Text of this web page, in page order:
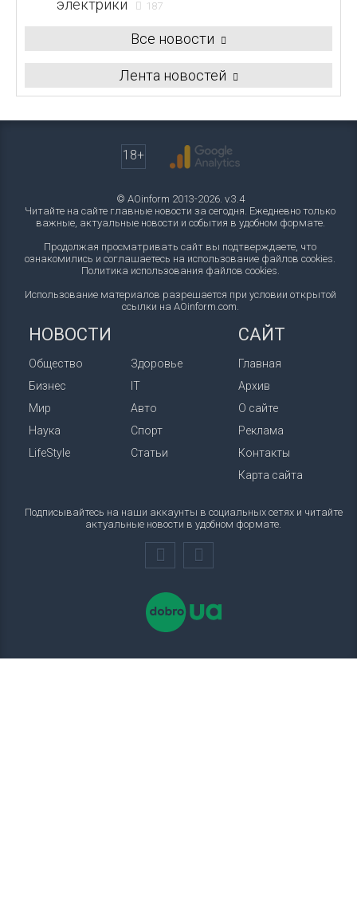
электрики
187
Все новости
Лента новостей
18+
© AOinform 2013-2026. v.3.4
Читайте на сайте главные новости за сегодня. Ежедневно только
важные, актуальные новости и события в удобном формате.
Продолжая просматривать сайт вы подтверждаете, что
ознакомились и соглашаетесь на использование файлов cookies.
Политика использования файлов cookies.
Использование материалов разрешается при условии открытой
ссылки на AOinform.com.
НОВОСТИ
Общество
Бизнес
Мир
Наука
LifeStyle
Здоровье
IT
Авто
Спорт
Статьи
САЙТ
Главная
Архив
О сайте
Реклама
Контакты
Карта сайта
Подписывайтесь на наши аккаунты в социальных сетях и читайте
актуальные новости в удобном формате.